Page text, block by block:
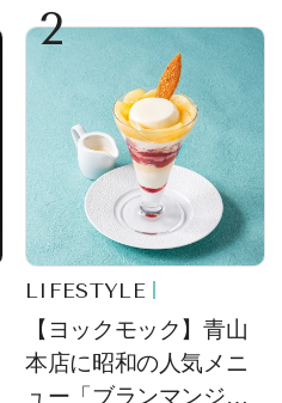
2
LIFESTYLE
【ヨックモック】青山
本店に昭和の人気メニ
ュー「ブランマンジ